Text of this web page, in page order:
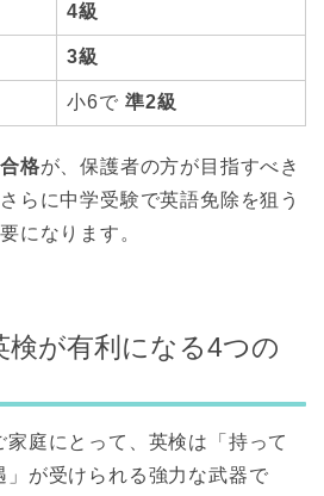
4級
3級
小6で 準2級
格が、保護者の方が目指すべき
らに中学受験で英語免除を狙う
になります。
検が有利になる4つの
庭にとって、英検は「持って
」が受けられる強力な武器で